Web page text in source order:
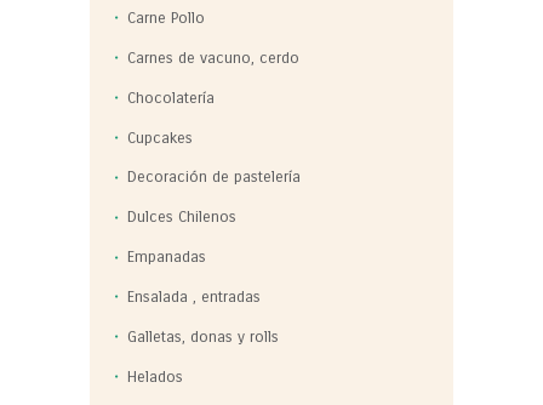
Carne Pollo
Carnes de vacuno, cerdo
Chocolatería
Cupcakes
Decoración de pastelería
Dulces Chilenos
Empanadas
Ensalada , entradas
Galletas, donas y rolls
Helados